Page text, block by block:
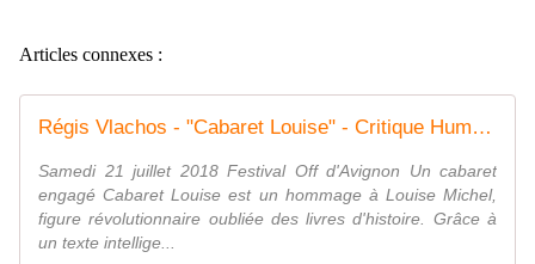
Articles connexes :
Régis Vlachos - "Cabaret Louise" - Critique Humoristes
Samedi 21 juillet 2018 Festival Off d'Avignon Un cabaret
engagé Cabaret Louise est un hommage à Louise Michel,
figure révolutionnaire oubliée des livres d'histoire. Grâce à
un texte intellige...